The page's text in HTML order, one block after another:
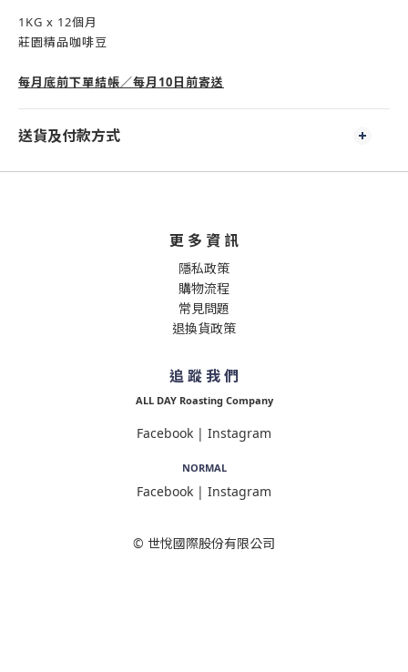
1KG x 12個月
莊園精品咖啡豆
每月底前下單結帳／每月10日前寄送
送貨及付款方式
更 多 資 訊
隱私政策
購物流程
常見問題
退換貨政策
追 蹤 我 們
ALL DAY Roasting Company
Facebook | Instagram
NORMAL
Facebook | Instagram
© 世悅國際股份有限公司